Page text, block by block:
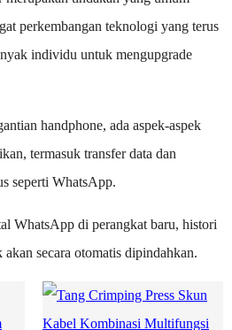
perkembangan teknologi yang terus
individu untuk mengupgrade
handphone, ada aspek-aspek
termasuk transfer data dan
seperti WhatsApp.
WhatsApp di perangkat baru, histori
secara otomatis dipindahkan.